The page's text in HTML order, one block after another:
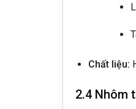
Chất liệu:
2.4 Nhôm